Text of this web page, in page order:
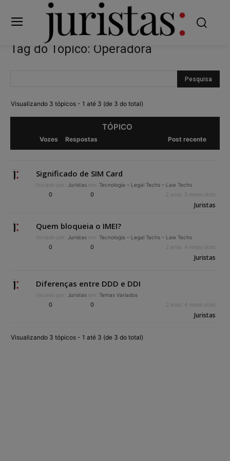
Tag do Tópico: Operadora
Visualizando 3 tópicos - 1 até 3 (de 3 do total)
TÓPICO
Vozes Respostas Post recente
Significado de SIM Card
Iniciado por: Juristas em: Tecnologia – Legal Techs – Law Techs
0 0 2 anos, 3 meses atrás
Juristas
Quem bloqueia o IMEI?
Iniciado por: Juristas em: Tecnologia – Legal Techs – Law Techs
0 0 2 anos, 4 meses atrás
Juristas
Diferenças entre DDD e DDI
Iniciado por: Juristas em: Temas Variados
0 0 2 anos, 4 meses atrás
Juristas
Visualizando 3 tópicos - 1 até 3 (de 3 do total)